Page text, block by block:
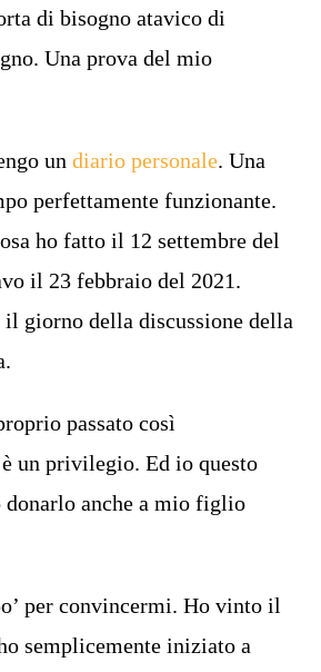
di bisogno atavico di
Una prova del mio
un diario personale. Una
perfettamente funzionante.
ho fatto il 12 settembre del
il 23 febbraio del 2021.
giorno della discussione della
passato così
un privilegio. Ed io questo
anche a mio figlio
per convincermi. Ho vinto il
semplicemente iniziato a